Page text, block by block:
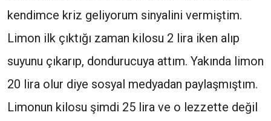
kendimce kriz geliyorum sinyalini vermiştim.
Limon ilk çıktığı zaman kilosu 2 lira iken alıp
suyunu çıkarıp, dondurucuya attım. Yakında limon
20 lira olur diye sosyal medyadan paylaşmıştım.
Limonun kilosu şimdi 25 lira ve o lezzette değil